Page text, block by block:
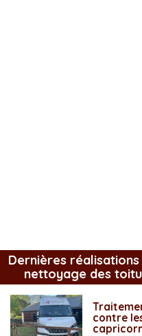
Dernières
nettoyage des
contre